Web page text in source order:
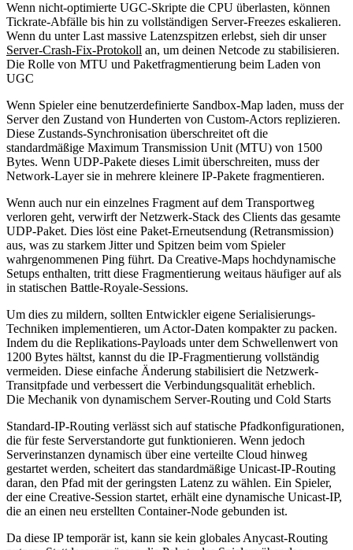
Wenn nicht-optimierte UGC-Skripte die CPU überlasten, können
Tickrate-Abfälle bis hin zu vollständigen Server-Freezes eskalieren.
Wenn du unter Last massive Latenzspitzen erlebst, sieh dir unser
Server-Crash-Fix-Protokoll an, um deinen Netcode zu stabilisieren.
Die Rolle von MTU und Paketfragmentierung beim Laden von
UGC
Wenn Spieler eine benutzerdefinierte Sandbox-Map laden, muss der
Server den Zustand von Hunderten von Custom-Actors replizieren.
Diese Zustands-Synchronisation überschreitet oft die
standardmäßige Maximum Transmission Unit (MTU) von 1500
Bytes. Wenn UDP-Pakete dieses Limit überschreiten, muss der
Network-Layer sie in mehrere kleinere IP-Pakete fragmentieren.
Wenn auch nur ein einzelnes Fragment auf dem Transportweg
verloren geht, verwirft der Netzwerk-Stack des Clients das gesamte
UDP-Paket. Dies löst eine Paket-Erneutsendung (Retransmission)
aus, was zu starkem Jitter und Spitzen beim vom Spieler
wahrgenommenen Ping führt. Da Creative-Maps hochdynamische
Setups enthalten, tritt diese Fragmentierung weitaus häufiger auf als
in statischen Battle-Royale-Sessions.
Um dies zu mildern, sollten Entwickler eigene Serialisierungs-
Techniken implementieren, um Actor-Daten kompakter zu packen.
Indem du die Replikations-Payloads unter dem Schwellenwert von
1200 Bytes hältst, kannst du die IP-Fragmentierung vollständig
vermeiden. Diese einfache Änderung stabilisiert die Netzwerk-
Transitpfade und verbessert die Verbindungsqualität erheblich.
Die Mechanik von dynamischem Server-Routing und Cold Starts
Standard-IP-Routing verlässt sich auf statische Pfadkonfigurationen,
die für feste Serverstandorte gut funktionieren. Wenn jedoch
Serverinstanzen dynamisch über eine verteilte Cloud hinweg
gestartet werden, scheitert das standardmäßige Unicast-IP-Routing
daran, den Pfad mit der geringsten Latenz zu wählen. Ein Spieler,
der eine Creative-Session startet, erhält eine dynamische Unicast-IP,
die an einen neu erstellten Container-Node gebunden ist.
Da diese IP temporär ist, kann sie kein globales Anycast-Routing